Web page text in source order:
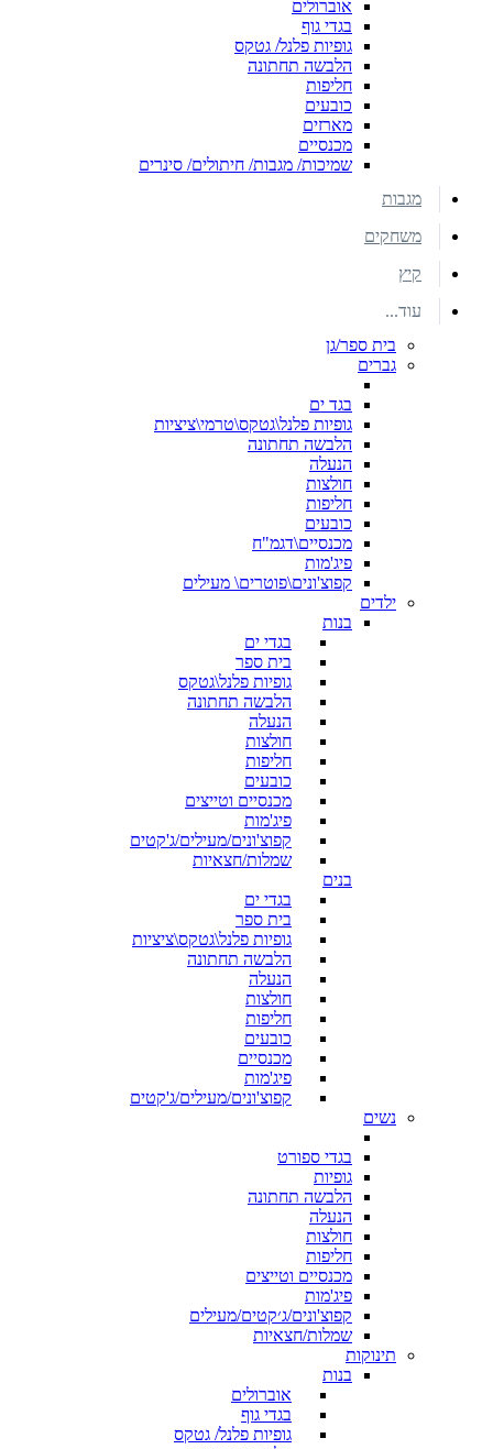
אוברולים
בגדי גוף
גופיות פלנל/ גטקס
הלבשה תחתונה
חליפות
כובעים
מארזים
מכנסיים
שמיכות/ מגבות/ חיתולים/ סינרים
מגבות
משחקים
קיץ
עוד...
בית ספר/גן
גברים
בגד ים
גופיות פלנל\גטקס\טרמי\ציציות
הלבשה תחתונה
הנעלה
חולצות
חליפות
כובעים
מכנסיים\דגמ"ח
פיג'מות
קפוצ'ונים\פוטרים\ מעילים
ילדים
בנות
בגדי ים
בית ספר
גופיות פלנל\גטקס
הלבשה תחתונה
הנעלה
חולצות
חליפות
כובעים
מכנסיים וטייצים
פיג'מות
קפוצ'ונים/מעילים/ג'קטים
שמלות/חצאיות
בנים
בגדי ים
בית ספר
גופיות פלנל\גטקס\ציציות
הלבשה תחתונה
הנעלה
חולצות
חליפות
כובעים
מכנסיים
פיג'מות
קפוצ'ונים/מעילים/ג'קטים
נשים
בגדי ספורט
גופיות
הלבשה תחתונה
הנעלה
חולצות
חליפות
מכנסיים וטייצים
פיג'מות
קפוצ'ונים/ג׳קטים/מעילים
שמלות/חצאיות
תינוקות
בנות
אוברולים
בגדי גוף
גופיות פלנל/ גטקס